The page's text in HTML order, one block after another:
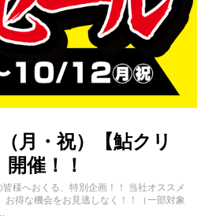
月・祝）【鮎クリ
催！！
様へおくる、特別企画！！ 当社オススメ
お得な機会をお見逃しなく！！（一部対象